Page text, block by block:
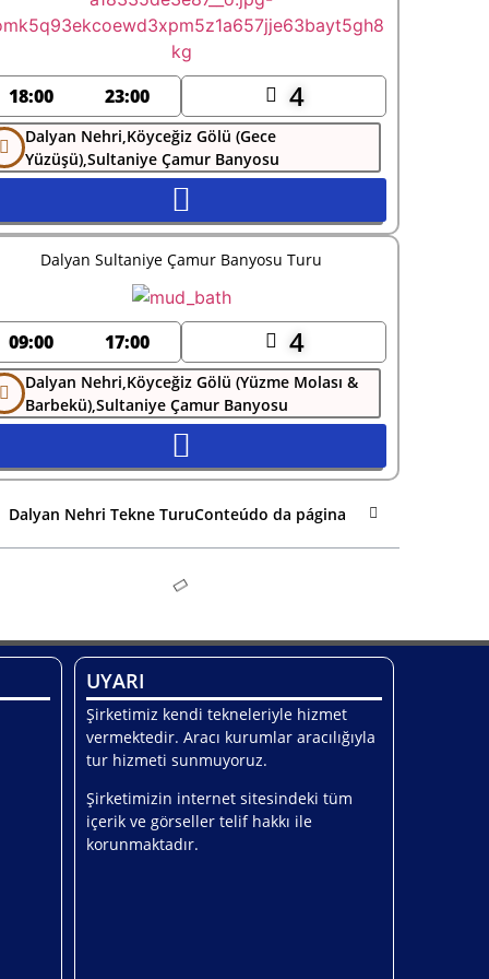
18:00 23:00 4
Dalyan Nehri,Köyceğiz Gölü (Gece
Yüzüşü),Sultaniye Çamur Banyosu
Dalyan Sultaniye Çamur Banyosu Turu
09:00 17:00 4
Dalyan Nehri,Köyceğiz Gölü (Yüzme Molası &
Barbekü),Sultaniye Çamur Banyosu
Dalyan Nehri Tekne TuruConteúdo da página
UYARI
Şirketimiz kendi tekneleriyle hizmet
vermektedir. Aracı kurumlar aracılığıyla
tur hizmeti sunmuyoruz.
Şirketimizin internet sitesindeki tüm
içerik ve görseller telif hakkı ile
korunmaktadır.